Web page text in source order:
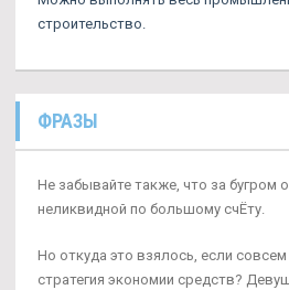
строительство.
ФРАЗЫ
Не забывайте также, что за бугром
неликвидной по большому счЁту.
Но откуда это взялось, если
стратегия экономии средств?